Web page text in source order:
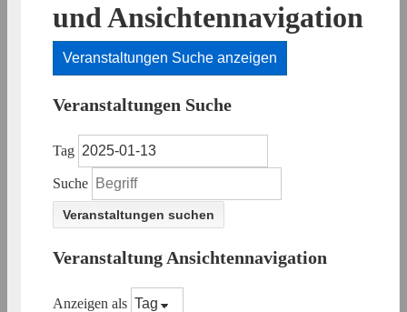
und Ansichtennavigation
Veranstaltungen Suche anzeigen
Veranstaltungen Suche
Tag
Suche
Veranstaltung Ansichtennavigation
Anzeigen als